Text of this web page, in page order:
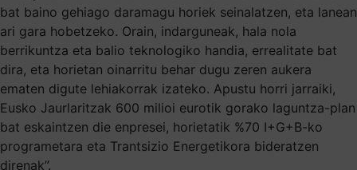
bat baino gehiago daramagu horiek seinalatzen, eta lanean
ari gara hobetzeko. Orain, indarguneak, hala nola
berrikuntza eta balio teknologiko handia, errealitate bat
dira, eta horietan oinarritu behar dugu zeren aukera
ematen digute lehiakorrak izateko. Apustu horri jarraiki,
Eusko Jaurlaritzak 600 milioi eurotik gorako laguntza-plan
bat eskaintzen die enpresei, horietatik %70 I+G+B-ko
programetara eta Trantsizio Energetikora bideratzen
direnak”.